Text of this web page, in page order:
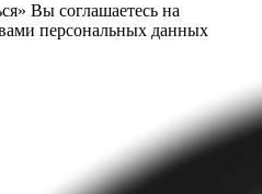
Вы соглашаетесь на
персональных данных